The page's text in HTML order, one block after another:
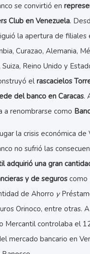
se convirtió en
Club en Venezuela.
la apertura de filiales
Curazao, Alemania,
Suiza, Reino Unido y
el rascacielos
del banco en Caracas.
a renombrarse como
la crisis económica de
no sufrió las
adquirió una gran
y de seguros como
de Ahorro y
Orinoco, entre otras.
Mercantil controlaba el
mercado bancario en